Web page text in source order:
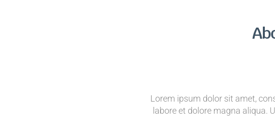
Lorem ipsum dolor sit amet,
labore et dolore magna aliqua.